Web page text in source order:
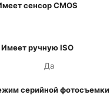
сенсор CMOS
Имеет ручную ISO
Да
серийной фотосъемки